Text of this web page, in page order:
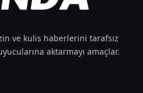
ve kulis haberlerini tarafsız
aktarmayı amaçlar.